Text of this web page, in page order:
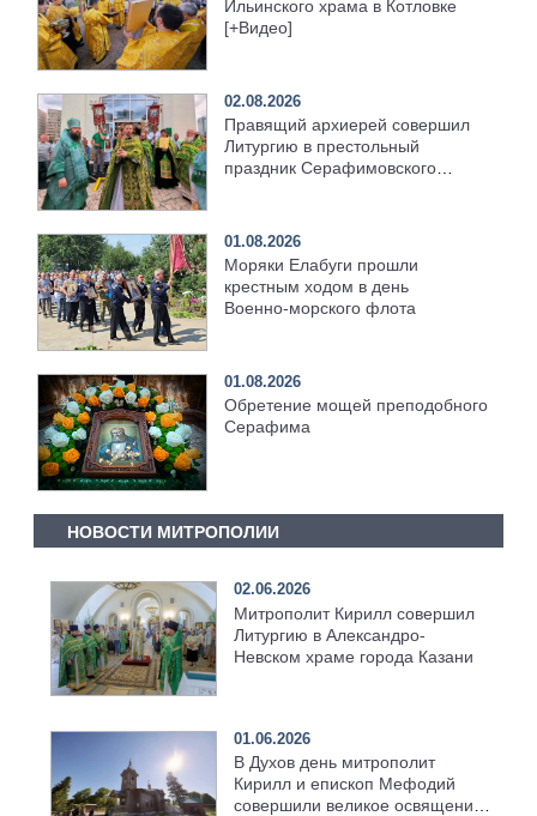
Ильинского храма в Котловке
[+Видео]
02.08.2026
Правящий архиерей совершил
Литургию в престольный
праздник Серафимовского
01.08.2026
Моряки Елабуги прошли
крестным ходом в день
Военно‑морского флота
01.08.2026
Обретение мощей преподобного
Серафима
НОВОСТИ МИТРОПОЛИИ
02.06.2026
Митрополит Кирилл совершил
Литургию в Александро-
Невском храме города Казани
01.06.2026
В Духов день митрополит
Кирилл и епископ Мефодий
совершили великое освящение